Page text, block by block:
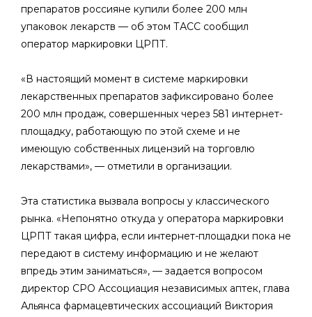
препаратов россияне купили более 200 млн
упаковок лекарств — об этом ТАСС сообщил
оператор маркировки ЦРПТ.
«В настоящий момент в системе маркировки
лекарственных препаратов зафиксировано более
200 млн продаж, совершенных через 581 интернет-
площадку, работающую по этой схеме и не
имеющую собственных лицензий на торговлю
лекарствами», — отметили в организации.
Эта статистика вызвала вопросы у классического
рынка. «Непонятно откуда у оператора маркировки
ЦРПТ такая цифра, если интернет-площадки пока не
передают в систему информацию и не желают
впредь этим заниматься», — задается вопросом
директор СРО Ассоциация независимых аптек, глава
Альянса фармацевтических ассоциаций Виктория